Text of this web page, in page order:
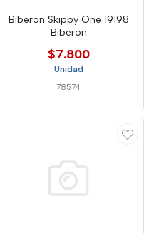
Biberon Skippy One 19198
Biberon
$7.800
Unidad
78574